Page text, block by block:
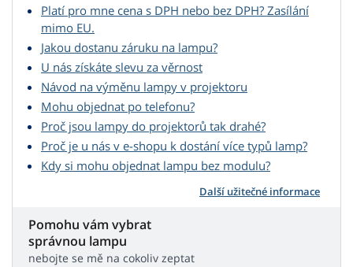
Platí pro mne cena s DPH nebo bez DPH? Zasílání
mimo EU.
Jakou dostanu záruku na lampu?
U nás získáte slevu za věrnost
Návod na výměnu lampy v projektoru
Mohu objednat po telefonu?
Proč jsou lampy do projektorů tak drahé?
Proč je u nás v e-shopu k dostání více typů lamp?
Kdy si mohu objednat lampu bez modulu?
Další užitečné informace
Pomohu vám vybrat
správnou lampu
nebojte se mě na cokoliv zeptat